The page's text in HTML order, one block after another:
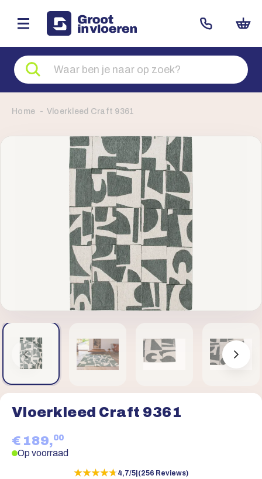
Zoeken
naar
producten
Home Vloerkleed Craft 9361
Vloerkleed Craft 9361
€ 189,00
Op voorraad
★★★★★
★★★★★4,7/5 (256 Reviews)